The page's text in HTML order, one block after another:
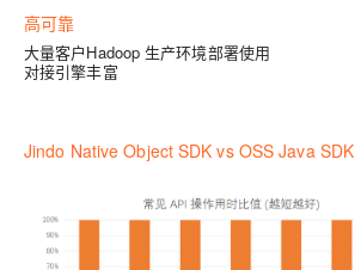
高可靠
大量客户Hadoop 生产环境部署使用
对接引擎丰富
Jindo Native Object SDK vs OSS Java SDK